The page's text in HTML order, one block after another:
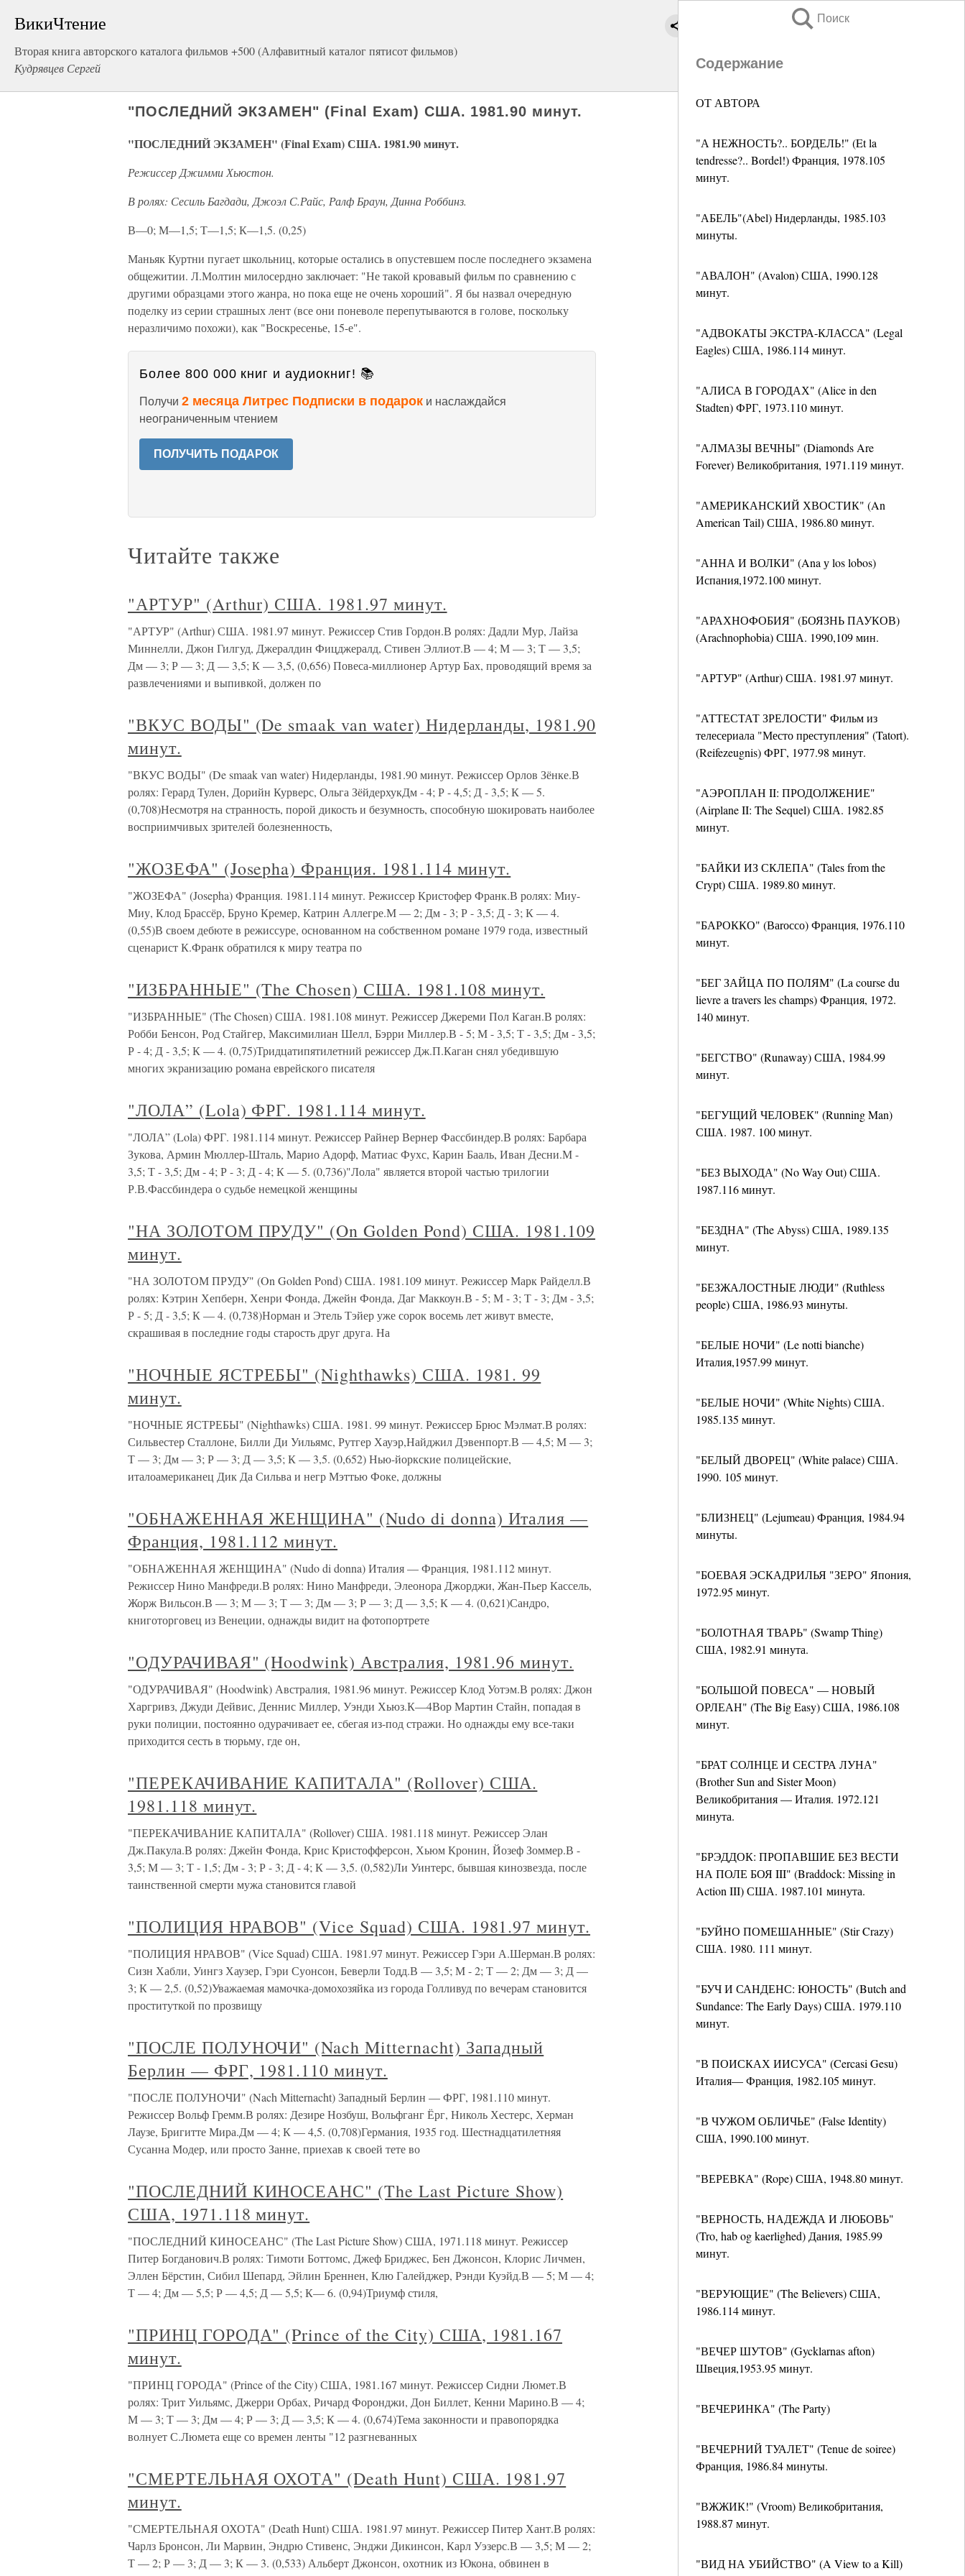
ВикиЧтение
Вторая книга авторского каталога фильмов +500 (Алфавитный каталог пятисот фильмов)
Кудрявцев Сергей
Поиск
Содержание
ОТ АВТОРА
"А НЕЖНОСТЬ?.. БОРДЕЛЬ!" (Et la
tendresse?.. Bordel!) Франция, 1978.105
минут.
"АБЕЛЬ"(Abel) Нидерланды, 1985.103
минуты.
"АВАЛОН" (Avalon) США, 1990.128
минут.
"АДВОКАТЫ ЭКСТРА-КЛАССА" (Legal
Eagles) США, 1986.114 минут.
"АЛИСА В ГОРОДАХ" (Alice in den
Stadten) ФРГ, 1973.110 минут.
"АЛМАЗЫ ВЕЧНЫ" (Diamonds Are
Forever) Великобритания, 1971.119 минут.
"АМЕРИКАНСКИЙ ХВОСТИК" (An
American Tail) США, 1986.80 минут.
"АННА И ВОЛКИ" (Ana у los lobos)
Испания,1972.100 минут.
"АРАХНОФОБИЯ" (БОЯЗНЬ ПАУКОВ)
(Arachnophobia) США. 1990,109 мин.
"АРТУР" (Arthur) США. 1981.97 минут.
"АТТЕСТАТ ЗРЕЛОСТИ" Фильм из
телесериала "Место преступления" (Tatort).
(Reifezeugnis) ФРГ, 1977.98 минут.
"АЭРОПЛАН II: ПРОДОЛЖЕНИЕ"
(Airplane II: The Sequel) США. 1982.85
минут.
"БАЙКИ ИЗ СКЛЕПА" (Tales from the
Crypt) США. 1989.80 минут.
"БАРОККО" (Ваrоссо) Франция, 1976.110
минут.
"БЕГ ЗАЙЦА ПО ПОЛЯМ" (La course du
lievre a travers les champs) Франция, 1972.
140 минут.
"БЕГСТВО" (Runaway) США, 1984.99
минут.
"БЕГУЩИЙ ЧЕЛОВЕК" (Running Man)
США. 1987. 100 минут.
"БЕЗ ВЫХОДА" (No Way Out) США.
1987.116 минут.
"БЕЗДНА" (The Abyss) США, 1989.135
минут.
"БЕЗЖАЛОСТНЫЕ ЛЮДИ" (Ruthless
people) США, 1986.93 минуты.
"БЕЛЫЕ НОЧИ" (Le notti bianche)
Италия,1957.99 минут.
"БЕЛЫЕ НОЧИ" (White Nights) США.
1985.135 минут.
"БЕЛЫЙ ДВОРЕЦ" (White palace) США.
1990. 105 минут.
"БЛИЗНЕЦ" (Lejumeau) Франция, 1984.94
минуты.
"БОЕВАЯ ЭСКАДРИЛЬЯ "ЗЕРО" Япония,
1972.95 минут.
"БОЛОТНАЯ ТВАРЬ" (Swamp Thing)
США, 1982.91 минута.
"БОЛЬШОЙ ПОВЕСА" — НОВЫЙ
ОРЛЕАН" (The Big Easy) США, 1986.108
минут.
"БРАТ СОЛНЦЕ И СЕСТРА ЛУНА"
(Brother Sun and Sister Moon)
Великобритания — Италия. 1972.121
минута.
"БРЭДДОК: ПРОПАВШИЕ БЕЗ ВЕСТИ
НА ПОЛЕ БОЯ III" (Braddock: Missing in
Action III) США. 1987.101 минута.
"БУЙНО ПОМЕШАННЫЕ" (Stir Crazy)
США. 1980. 111 минут.
"БУЧ И САНДЕНС: ЮНОСТЬ" (Butch and
Sundance: The Early Days) США. 1979.110
минут.
"В ПОИСКАХ ИИСУСА" (Cercasi Gesu)
Италия— Франция, 1982.105 минут.
"В ЧУЖОМ ОБЛИЧЬЕ" (False Identity)
США, 1990.100 минут.
"ВЕРЕВКА" (Rope) США, 1948.80 минут.
"ВЕРНОСТЬ, НАДЕЖДА И ЛЮБОВЬ"
(Tro, hab og kaerlighed) Дания, 1985.99
минут.
"ВЕРУЮЩИЕ" (The Believers) США,
1986.114 минут.
"ВЕЧЕР ШУТОВ" (Gycklarnas afton)
Швеция,1953.95 минут.
"ВЕЧЕРИНКА" (The Party)
"ВЕЧЕРНИЙ ТУАЛЕТ" (Tenue de soiree)
Франция, 1986.84 минуты.
"ВЖЖИК!" (Vroom) Великобритания,
1988.87 минут.
"ВИД НА УБИЙСТВО" (A View to a Kill)
"ПОСЛЕДНИЙ ЭКЗАМЕН" (Final Exam) США. 1981.90 минут.
"ПОСЛЕДНИЙ ЭКЗАМЕН" (Final Exam) США. 1981.90 минут.
Режиссер Джимми Хьюстон.
В ролях: Сесиль Багдади, Джоэл С.Райс, Ралф Браун, Динна Роббинз.
В—0; М—1,5; Т—1,5; К—1,5. (0,25)
Маньяк Куртни пугает школьниц, которые остались в опустевшем после последнего экзамена
общежитии. Л.Молтин милосердно заключает: "Не такой кровавый фильм по сравнению с
другими образцами этого жанра, но пока еще не очень хороший". Я бы назвал очередную
поделку из серии страшных лент (все они поневоле перепутываются в голове, поскольку
неразличимо похожи), как "Воскресенье, 15-е".
Более 800 000 книг и аудиокниг! 📚
Получи 2 месяца Литрес Подписки в подарок и наслаждайся
неограниченным чтением
ПОЛУЧИТЬ ПОДАРОК
Читайте также
"АРТУР" (Arthur) США. 1981.97 минут.
"АРТУР" (Arthur) США. 1981.97 минут. Режиссер Стив Гордон.В ролях: Дадли Мур, Лайза
Миннелли, Джон Гилгуд, Джералдин Фицджералд, Стивен Эллиот.В — 4; М — 3; Т — 3,5;
Дм — 3; Р — 3; Д — 3,5; К — 3,5, (0,656) Повеса-миллионер Артур Бах, проводящий время за
развлечениями и выпивкой, должен по
"ВКУС ВОДЫ" (De smaak van water) Нидерланды, 1981.90
минут.
"ВКУС ВОДЫ" (De smaak van water) Нидерланды, 1981.90 минут. Режиссер Орлов Зёнке.В
ролях: Герард Тулен, Дорийн Курверс, Ольга ЗёйдерхукДм - 4; Р - 4,5; Д - 3,5; К — 5.
(0,708)Несмотря на странность, порой дикость и безумность, способную шокировать наиболее
восприимчивых зрителей болезненность,
"ЖОЗЕФА" (Josepha) Франция. 1981.114 минут.
"ЖОЗЕФА" (Josepha) Франция. 1981.114 минут. Режиссер Кристофер Франк.В ролях: Миу-
Миу, Клод Брассёр, Бруно Кремер, Катрин Аллегре.М — 2; Дм - 3; Р - 3,5; Д - 3; К — 4.
(0,55)В своем дебюте в режиссуре, основанном на собственном романе 1979 года, известный
сценарист К.Франк обратился к миру театра по
"ИЗБРАННЫЕ" (The Chosen) США. 1981.108 минут.
"ИЗБРАННЫЕ" (The Chosen) США. 1981.108 минут. Режиссер Джереми Пол Каган.В ролях:
Робби Бенсон, Род Стайгер, Максимилиан Шелл, Бэрри Миллер.В - 5; М - 3,5; Т - 3,5; Дм - 3,5;
Р - 4; Д - 3,5; К — 4. (0,75)Тридцатипятилетний режиссер Дж.П.Каган снял убедившую
многих экранизацию романа еврейского писателя
"ЛОЛА” (Lola) ФРГ. 1981.114 минут.
"ЛОЛА” (Lola) ФРГ. 1981.114 минут. Режиссер Райнер Вернер Фассбиндер.В ролях: Барбара
Зукова, Армин Мюллер-Шталь, Марио Адорф, Матиас Фухс, Карин Бааль, Иван Десни.М -
3,5; Т - 3,5; Дм - 4; Р - 3; Д - 4; К — 5. (0,736)"Лола" является второй частью трилогии
Р.В.Фассбиндера о судьбе немецкой женщины
"НА ЗОЛОТОМ ПРУДУ" (On Golden Pond) США. 1981.109
минут.
"НА ЗОЛОТОМ ПРУДУ" (On Golden Pond) США. 1981.109 минут. Режиссер Марк Райделл.В
ролях: Кэтрин Хепберн, Хенри Фонда, Джейн Фонда, Даг Маккоун.В - 5; М - 3; Т - 3; Дм - 3,5;
Р - 5; Д - 3,5; К — 4. (0,738)Норман и Этель Тэйер уже сорок восемь лет живут вместе,
скрашивая в последние годы старость друг друга. На
"НОЧНЫЕ ЯСТРЕБЫ" (Nighthawks) США. 1981. 99
минут.
"НОЧНЫЕ ЯСТРЕБЫ" (Nighthawks) США. 1981. 99 минут. Режиссер Брюс Мэлмат.В ролях:
Сильвестер Сталлоне, Билли Ди Уильямс, Рутгер Хауэр,Найджил Дэвенпорт.В — 4,5; М — 3;
Т — 3; Дм — 3; Р — 3; Д — 3,5; К — 3,5. (0,652) Нью-йоркские полицейские,
италоамериканец Дик Да Сильва и негр Мэттью Фоке, должны
"ОБНАЖЕННАЯ ЖЕНЩИНА" (Nudo di donna) Италия —
Франция, 1981.112 минут.
"ОБНАЖЕННАЯ ЖЕНЩИНА" (Nudo di donna) Италия — Франция, 1981.112 минут.
Режиссер Нино Манфреди.В ролях: Нино Манфреди, Элеонора Джорджи, Жан-Пьер Кассель,
Жорж Вильсон.В — 3; М — 3; Т — 3; Дм — 3; Р — 3; Д — 3,5; К — 4. (0,621)Сандро,
книготорговец из Венеции, однажды видит на фотопортрете
"ОДУРАЧИВАЯ" (Hoodwink) Австралия, 1981.96 минут.
"ОДУРАЧИВАЯ" (Hoodwink) Австралия, 1981.96 минут. Режиссер Клод Уотэм.В ролях: Джон
Харгривз, Джуди Дейвис, Деннис Миллер, Уэнди Хьюз.К—4Вор Мартин Стайн, попадая в
руки полиции, постоянно одурачивает ее, сбегая из-под стражи. Но однажды ему все-таки
приходится сесть в тюрьму, где он,
"ПЕРЕКАЧИВАНИЕ КАПИТАЛА" (Rollover) США.
1981.118 минут.
"ПЕРЕКАЧИВАНИЕ КАПИТАЛА" (Rollover) США. 1981.118 минут. Режиссер Элан
Дж.Пакула.В ролях: Джейн Фонда, Крис Кристофферсон, Хьюм Кронин, Йозеф Зоммер.В -
3,5; М — 3; Т - 1,5; Дм - 3; Р - 3; Д - 4; К — 3,5. (0,582)Ли Уинтерс, бывшая кинозвезда, после
таинственной смерти мужа становится главой
"ПОЛИЦИЯ НРАВОВ" (Vice Squad) США. 1981.97 минут.
"ПОЛИЦИЯ НРАВОВ" (Vice Squad) США. 1981.97 минут. Режиссер Гэри А.Шерман.В ролях:
Сизн Хабли, Уингз Хаузер, Гэри Суонсон, Беверли Тодд.В — 3,5; М - 2; Т — 2; Дм — 3; Д —
3; К — 2,5. (0,52)Уважаемая мамочка-домохозяйка из города Голливуд по вечерам становится
проституткой по прозвищу
"ПОСЛЕ ПОЛУНОЧИ" (Nach Mitternacht) Западный
Берлин — ФРГ, 1981.110 минут.
"ПОСЛЕ ПОЛУНОЧИ" (Nach Mitternacht) Западный Берлин — ФРГ, 1981.110 минут.
Режиссер Вольф Гремм.В ролях: Дезире Нозбуш, Вольфганг Ёрг, Николь Хестерс, Херман
Лаузе, Бригитте Мира.Дм — 4; К — 4,5. (0,708)Германия, 1935 год. Шестнадцатилетняя
Сусанна Модер, или просто Занне, приехав к своей тете во
"ПОСЛЕДНИЙ КИНОСЕАНС" (The Last Picture Show)
США, 1971.118 минут.
"ПОСЛЕДНИЙ КИНОСЕАНС" (The Last Picture Show) США, 1971.118 минут. Режиссер
Питер Богданович.В ролях: Тимоти Боттомс, Джеф Бриджес, Бен Джонсон, Клорис Личмен,
Эллен Бёрстин, Сибил Шепард, Эйлин Бреннен, Клю Галейджер, Рэнди Куэйд.В — 5; М — 4;
Т — 4; Дм — 5,5; Р — 4,5; Д — 5,5; К— 6. (0,94)Триумф стиля,
"ПРИНЦ ГОРОДА" (Prince of the City) США, 1981.167
минут.
"ПРИНЦ ГОРОДА" (Prince of the City) США, 1981.167 минут. Режиссер Сидни Люмет.В
ролях: Трит Уильямс, Джерри Орбах, Ричард Форонджи, Дон Биллет, Кенни Марино.В — 4;
М — 3; Т — 3; Дм — 4; Р — 3; Д — 3,5; К — 4. (0,674)Тема законности и правопорядка
волнует С.Люмета еще со времен ленты "12 разгневанных
"СМЕРТЕЛЬНАЯ ОХОТА" (Death Hunt) США. 1981.97
минут.
"СМЕРТЕЛЬНАЯ ОХОТА" (Death Hunt) США. 1981.97 минут. Режиссер Питер Хант.В ролях:
Чарлз Бронсон, Ли Марвин, Эндрю Стивенс, Энджи Дикинсон, Карл Уэзерс.В — 3,5; М — 2;
Т — 2; Р — 3; Д — 3; К — 3. (0,533) Альберт Джонсон, охотник из Юкона, обвинен в